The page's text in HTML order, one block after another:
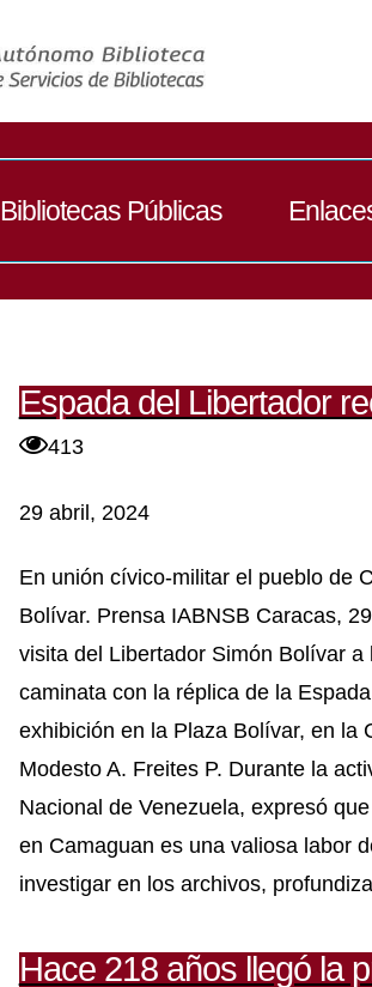
Bibliotecas Públicas
Espada del Libertador
413
29 abril, 2024
En unión cívico-militar el pueblo de
Bolívar. Prensa IABNSB Caracas,
visita del Libertador Simón Bolívar
caminata con la réplica de la
exhibición en la Plaza Bolívar, en la
Modesto A. Freites P. Durante la
Nacional de Venezuela, expresó
en Camaguan es una valiosa labor
investigar en los archivos,
Hace 218 años llegó la